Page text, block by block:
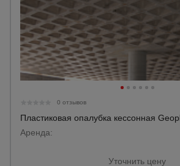
0 отзывов
Пластиковая опалубка кессонная
Аренда:
Уточнить цену